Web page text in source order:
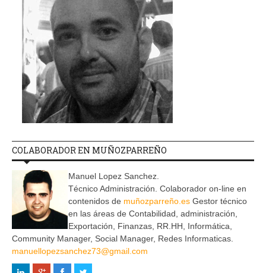
COLABORADOR EN MUÑOZPARREÑO
Manuel Lopez Sanchez.
Técnico Administración. Colaborador on-line en
contenidos de muñozparreño.es Gestor técnico
en las áreas de Contabilidad, administración,
Exportación, Finanzas, RR.HH, Informática,
Community Manager, Social Manager, Redes Informaticas.
manuellopezsanchez73@gmail.com